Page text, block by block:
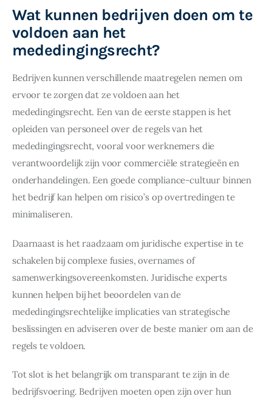
Wat kunnen bedrijven doen om te
voldoen aan het
mededingingsrecht?
Bedrijven kunnen verschillende maatregelen nemen om
ervoor te zorgen dat ze voldoen aan het
mededingingsrecht. Een van de eerste stappen is het
opleiden van personeel over de regels van het
mededingingsrecht, vooral voor werknemers die
verantwoordelijk zijn voor commerciële strategieën en
onderhandelingen. Een goede compliance-cultuur binnen
het bedrijf kan helpen om risico’s op overtredingen te
minimaliseren.
Daarnaast is het raadzaam om juridische expertise in te
schakelen bij complexe fusies, overnames of
samenwerkingsovereenkomsten. Juridische experts
kunnen helpen bij het beoordelen van de
mededingingsrechtelijke implicaties van strategische
beslissingen en adviseren over de beste manier om aan de
regels te voldoen.
Tot slot is het belangrijk om transparant te zijn in de
bedrijfsvoering. Bedrijven moeten open zijn over hun